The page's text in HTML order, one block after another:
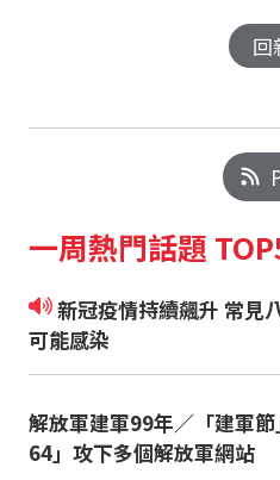
回
一周熱門話題
新冠疫情持續飆升 常見八大症狀 沒發燒也
可能感染
解放軍建軍99年／「建軍
64」攻下多個解放軍網站